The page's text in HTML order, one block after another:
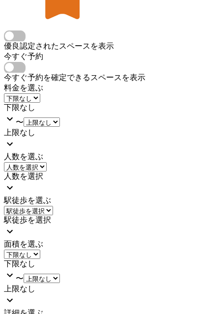
優良認定されたスペースを表示
今すぐ予約
今すぐ予約を確定できるスペースを表示
料金を選ぶ
下限なし
〜
上限なし
人数を選ぶ
人数を選択
駅徒歩を選ぶ
駅徒歩を選択
面積を選ぶ
下限なし
〜
上限なし